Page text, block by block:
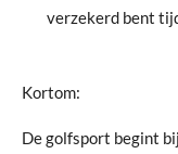
verzekerd bent
Kortom:
De golfsport begint